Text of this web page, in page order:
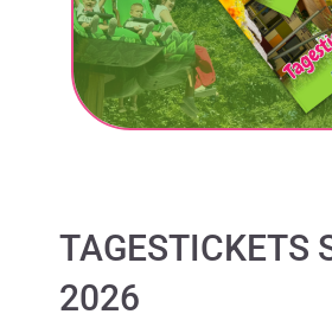
TAGESTICKETS
2026